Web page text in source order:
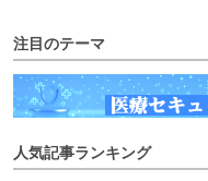
注目のテーマ
人気記事ランキング